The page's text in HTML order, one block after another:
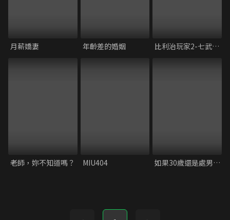
月薪嬌妻 年齡差的婚姻 比利治玩家2-七武士篇
老師，妳不知道嗎？ MIU404 如果30歲還是處男，似乎就能成為魔法師